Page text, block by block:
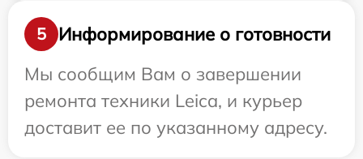
5
Информирование о готовности
Мы сообщим Вам о завершении
ремонта техники Leica, и курьер
доставит ее по указанному адресу.